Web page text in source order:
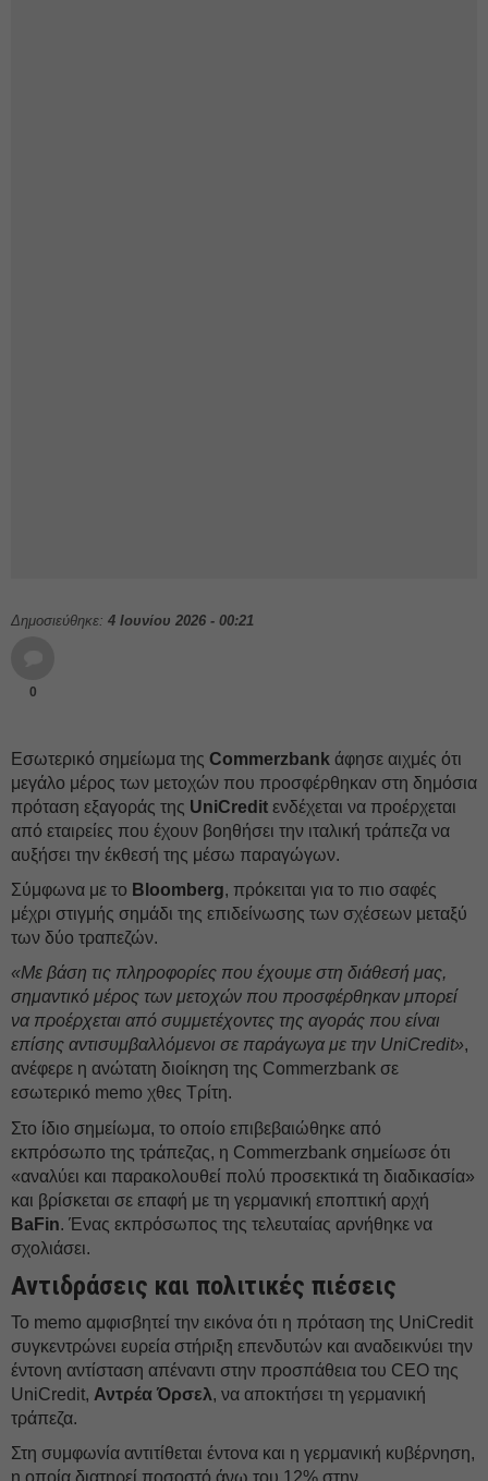
Δημοσιεύθηκε: 4 Ιουνίου 2026 - 00:21
0
Εσωτερικό σημείωμα της Commerzbank άφησε αιχμές ότι
μεγάλο μέρος των μετοχών που προσφέρθηκαν στη δημόσια
πρόταση εξαγοράς της UniCredit ενδέχεται να προέρχεται
από εταιρείες που έχουν βοηθήσει την ιταλική τράπεζα να
αυξήσει την έκθεσή της μέσω παραγώγων.
Σύμφωνα με το Bloomberg, πρόκειται για το πιο σαφές
μέχρι στιγμής σημάδι της επιδείνωσης των σχέσεων μεταξύ
των δύο τραπεζών.
«Με βάση τις πληροφορίες που έχουμε στη διάθεσή μας,
σημαντικό μέρος των μετοχών που προσφέρθηκαν μπορεί
να προέρχεται από συμμετέχοντες της αγοράς που είναι
επίσης αντισυμβαλλόμενοι σε παράγωγα με την UniCredit»,
ανέφερε η ανώτατη διοίκηση της Commerzbank σε
εσωτερικό memo χθες Τρίτη.
Στο ίδιο σημείωμα, το οποίο επιβεβαιώθηκε από
εκπρόσωπο της τράπεζας, η Commerzbank σημείωσε ότι
«αναλύει και παρακολουθεί πολύ προσεκτικά τη διαδικασία»
και βρίσκεται σε επαφή με τη γερμανική εποπτική αρχή
BaFin. Ένας εκπρόσωπος της τελευταίας αρνήθηκε να
σχολιάσει.
Αντιδράσεις και πολιτικές πιέσεις
Το memo αμφισβητεί την εικόνα ότι η πρόταση της UniCredit
συγκεντρώνει ευρεία στήριξη επενδυτών και αναδεικνύει την
έντονη αντίσταση απέναντι στην προσπάθεια του CEO της
UniCredit, Αντρέα Όρσελ, να αποκτήσει τη γερμανική
τράπεζα.
Στη συμφωνία αντιτίθεται έντονα και η γερμανική κυβέρνηση,
η οποία διατηρεί ποσοστό άνω του 12% στην